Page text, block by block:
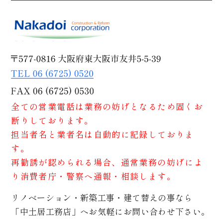
全ての営業電話は業務の妨げとなるため固くお
断りしております。
担当者名と業者名は自動的に記録しておりま
す。
再勧誘が認められる場合、通常業務の妨げによ
り消費者庁・警察へ通報・相談します。
リノベーション・新築工事・建て替えの事なら
「中土居工務店」へお気軽にお問い合わせ下さい。